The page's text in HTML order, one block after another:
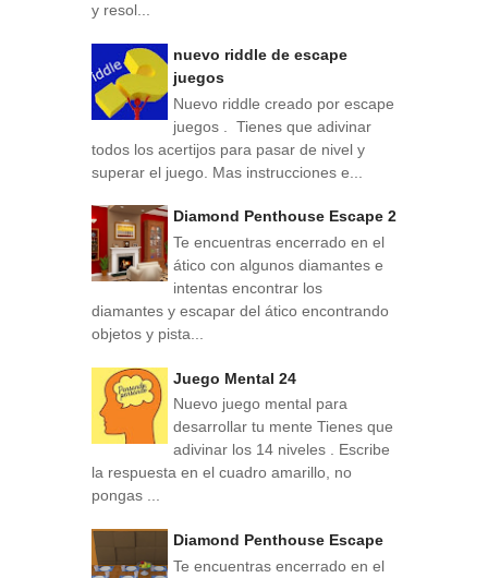
y resol...
nuevo riddle de escape
juegos
Nuevo riddle creado por escape
juegos . Tienes que adivinar
todos los acertijos para pasar de nivel y
superar el juego. Mas instrucciones e...
Diamond Penthouse Escape 2
Te encuentras encerrado en el
ático con algunos diamantes e
intentas encontrar los
diamantes y escapar del ático encontrando
objetos y pista...
Juego Mental 24
Nuevo juego mental para
desarrollar tu mente Tienes que
adivinar los 14 niveles . Escribe
la respuesta en el cuadro amarillo, no
pongas ...
Diamond Penthouse Escape
Te encuentras encerrado en el